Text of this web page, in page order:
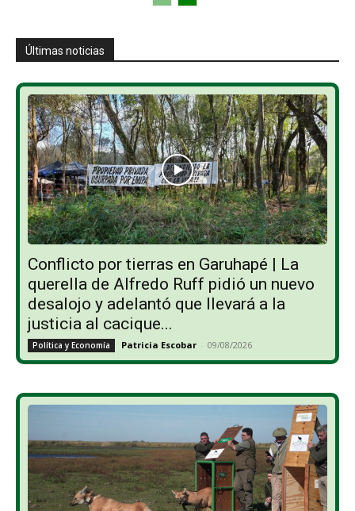
Últimas noticias
Conflicto por tierras en Garuhapé | La
querella de Alfredo Ruff pidió un nuevo
desalojo y adelantó que llevará a la
justicia al cacique...
Política y Economía Patricia Escobar - 09/08/2026